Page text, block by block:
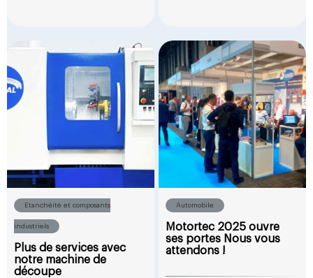
Etanchéité et composants
industriels
Plus de services avec
notre machine de
découpe
Automobile
Motortec 2025 ouvre
ses portes Nous vous
attendons !